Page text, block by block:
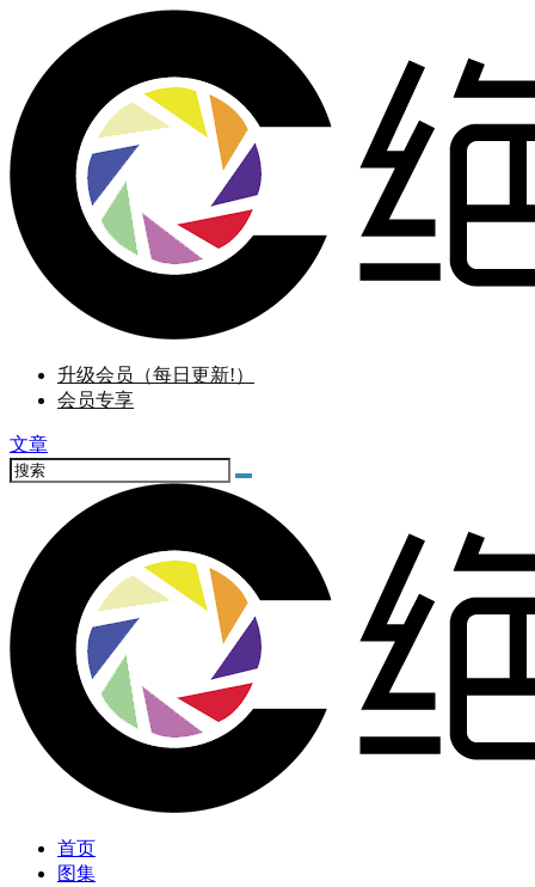
升级会员（每日更新!）
会员专享
文章
首页
图集